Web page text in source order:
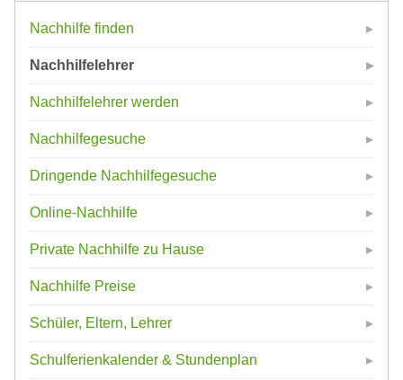
Nachhilfe finden
Nachhilfelehrer
Nachhilfelehrer werden
Nachhilfegesuche
Dringende Nachhilfegesuche
Online-Nachhilfe
Private Nachhilfe zu Hause
Nachhilfe Preise
Schüler, Eltern, Lehrer
Schulferienkalender & Stundenplan